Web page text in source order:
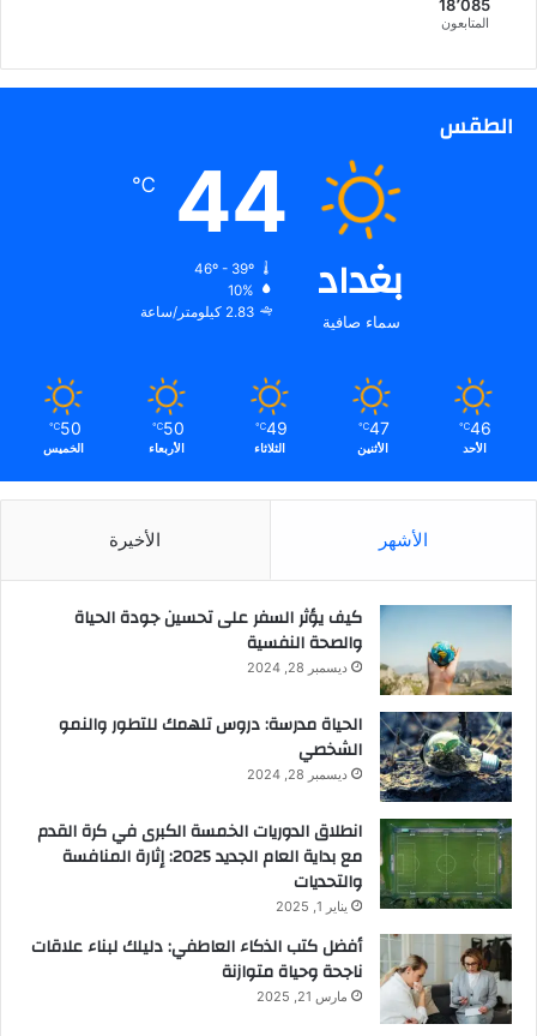
18٬085
المتابعون
الطقس
بغداد
سماء صافية
44
℃
46º - 39º
10%
2.83 كيلومتر/ساعة
46
℃
الأحد
47
℃
الأثنين
49
℃
الثلاثاء
50
℃
الأربعاء
50
℃
الخميس
الأشهر الأخيرة
كيف يؤثر السفر على تحسين جودة الحياة
والصحة النفسية
ديسمبر 28, 2024
الحياة مدرسة: دروس تلهمك للتطور والنمو
الشخصي
ديسمبر 28, 2024
انطلاق الدوريات الخمسة الكبرى في كرة القدم
مع بداية العام الجديد 2025: إثارة المنافسة
والتحديات
يناير 1, 2025
أفضل كتب الذكاء العاطفي: دليلك لبناء علاقات
ناجحة وحياة متوازنة
مارس 21, 2025